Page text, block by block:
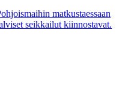
matkustaessaan
seikkailut kiinnostavat.